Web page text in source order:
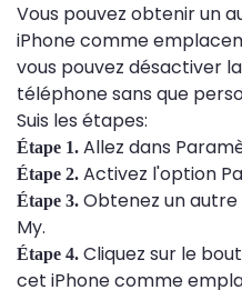
Vous pouvez obtenir un
iPhone comme
vous pouvez désactiver
téléphone sans que
Suis les étapes:
Étape 1. Allez dans
Étape 2. Activez l'option
Étape 3. Obtenez un autre
My.
Étape 4. Cliquez sur le
cet iPhone comme